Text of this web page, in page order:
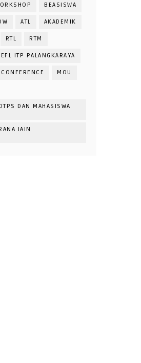
BEASISWA
ATL AKADEMIK
RTL RTM
ITP PALANGKARAYA
CONFERENCE MOU
DAN MAHASISWA
IAIN